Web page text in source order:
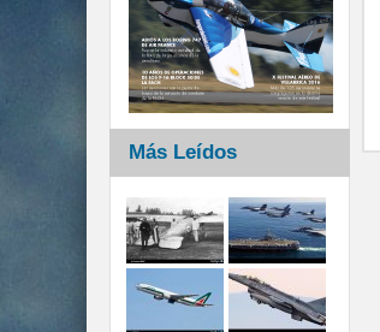
Más Leídos